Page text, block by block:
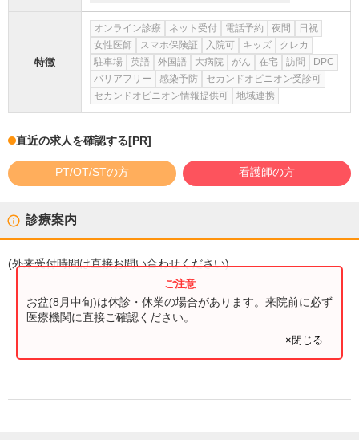
特徴
オンライン診療 ネット受付 電話予約 夜間
日祝
女性医師
スマホ保険証 入院可 キッズ
クレカ
駐車場
英語 外国語 大病院 がん 在宅 訪問
DPC
バリアフリー
感染予防
セカンドオピニオン受診可
セカンドオピニオン情報提供可
地域連携
直近の求人を確認する[PR]
PT/OT/STの方 看護師の方
診療案内
(外来受付時間は直接お問い合わせください)
お盆(8月中旬)は休診・休業の場合があります。来院前に必ず
医療機関に直接ご確認ください。
×閉じる